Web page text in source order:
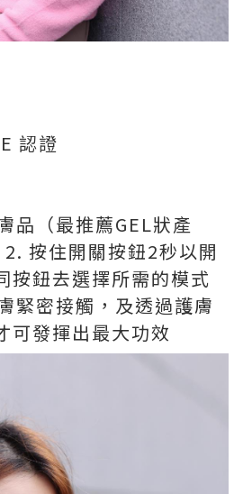
認證
品（最推薦GEL狀產
按住開關按鈕2秒以開
按鈕去選擇所需的模式
緊密接觸，及透過護膚
可發揮出最大功效